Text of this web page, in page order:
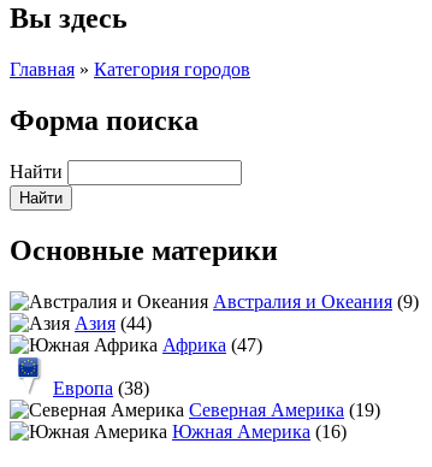
Вы здесь
Главная » Категория городов
Форма поиска
Найти
Основные материки
Австралия и Океания (9)
Азия (44)
Африка (47)
Европа (38)
Северная Америка (19)
Южная Америка (16)